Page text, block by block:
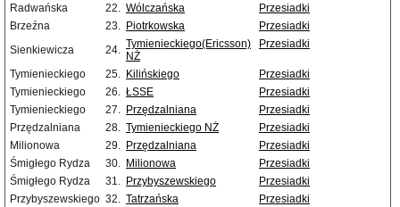
Radwańska
22. Wólczańska
Przesiadki
Brzeźna
23. Piotrkowska
Przesiadki
Sienkiewicza
24. Tymienieckiego(Ericsson)
NŻ
Przesiadki
Tymienieckiego 25. Kilińskiego
Przesiadki
Tymienieckiego
26. ŁSSE
Przesiadki
Tymienieckiego
27. Przędzalniana
Przesiadki
Przędzalniana
28. Tymienieckiego NŻ
Przesiadki
Milionowa
29. Przędzalniana
Przesiadki
Śmigłego Rydza
30. Milionowa
Przesiadki
Śmigłego Rydza
31. Przybyszewskiego
Przesiadki
Przybyszewskiego 32. Tatrzańska
Przesiadki